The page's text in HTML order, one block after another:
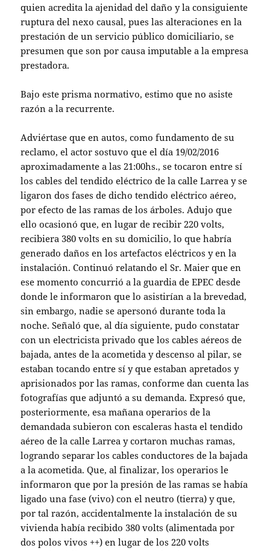
quien acredita la ajenidad del daño y la consiguiente
ruptura del nexo causal, pues las alteraciones en la
prestación de un servicio público domiciliario, se
presumen que son por causa imputable a la empresa
prestadora.
Bajo este prisma normativo, estimo que no asiste
razón a la recurrente.
Adviértase que en autos, como fundamento de su
reclamo, el actor sostuvo que el día 19/02/2016
aproximadamente a las 21:00hs., se tocaron entre sí
los cables del tendido eléctrico de la calle Larrea y se
ligaron dos fases de dicho tendido eléctrico aéreo,
por efecto de las ramas de los árboles. Adujo que
ello ocasionó que, en lugar de recibir 220 volts,
recibiera 380 volts en su domicilio, lo que habría
generado daños en los artefactos eléctricos y en la
instalación. Continuó relatando el Sr. Maier que en
ese momento concurrió a la guardia de EPEC desde
donde le informaron que lo asistirían a la brevedad,
sin embargo, nadie se apersonó durante toda la
noche. Señaló que, al día siguiente, pudo constatar
con un electricista privado que los cables aéreos de
bajada, antes de la acometida y descenso al pilar, se
estaban tocando entre sí y que estaban apretados y
aprisionados por las ramas, conforme dan cuenta las
fotografías que adjuntó a su demanda. Expresó que,
posteriormente, esa mañana operarios de la
demandada subieron con escaleras hasta el tendido
aéreo de la calle Larrea y cortaron muchas ramas,
logrando separar los cables conductores de la bajada
a la acometida. Que, al finalizar, los operarios le
informaron que por la presión de las ramas se había
ligado una fase (vivo) con el neutro (tierra) y que,
por tal razón, accidentalmente la instalación de su
vivienda había recibido 380 volts (alimentada por
dos polos vivos ++) en lugar de los 220 volts